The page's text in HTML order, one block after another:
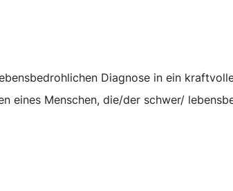
Diagnose in ein
eines Menschen, die/der schwer/